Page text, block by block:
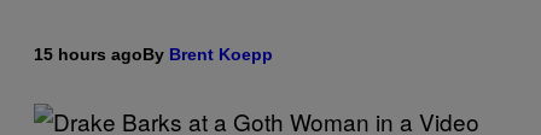
15 hours agoBy Brent Koepp